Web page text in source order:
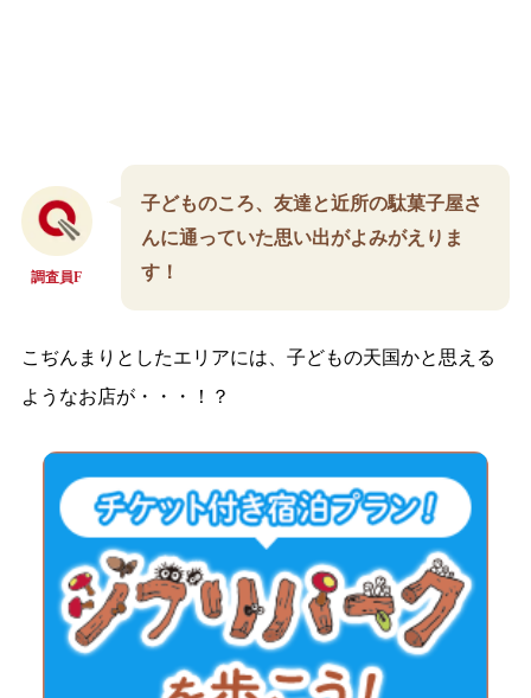
調査員F
子どものころ、友達と近所の駄菓子屋さ
んに通っていた思い出がよみがえりま
す！
こぢんまりとしたエリアには、子どもの天国かと思える
ようなお店が・・・！？